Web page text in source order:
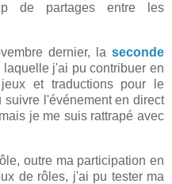
de partages entre les
dernier, la seconde
laquelle j'ai pu contribuer en
et traductions pour le
l'événement en direct
je me suis rattrapé avec
outre ma participation en
de rôles, j'ai pu tester ma